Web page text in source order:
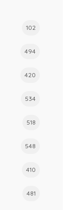
102
494
420
534
518
548
410
481